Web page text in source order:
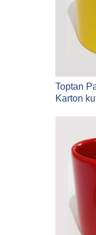
Toptan
Karton